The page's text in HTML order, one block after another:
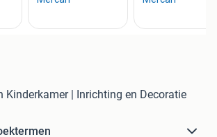
Kinderkamer | Inrichting en Decoratie